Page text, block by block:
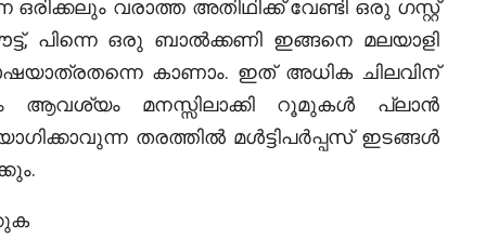
ഒരിക്കലും വരാത്ത അതിഥിക്ക് വേണ്ടി ഒരു ഗസ്റ്റ്
പിന്നെ ഒരു ബാല്‍ക്കണി ഇങ്ങനെ മലയാളി
കാണാം. ഇത് അധിക ചിലവിന്
മനസ്സിലാക്കി റൂമുകള്‍ പ്ലാന്‍
തരത്തില്‍ മള്‍ട്ടിപര്‍പ്പസ് ഇടങ്ങള്‍